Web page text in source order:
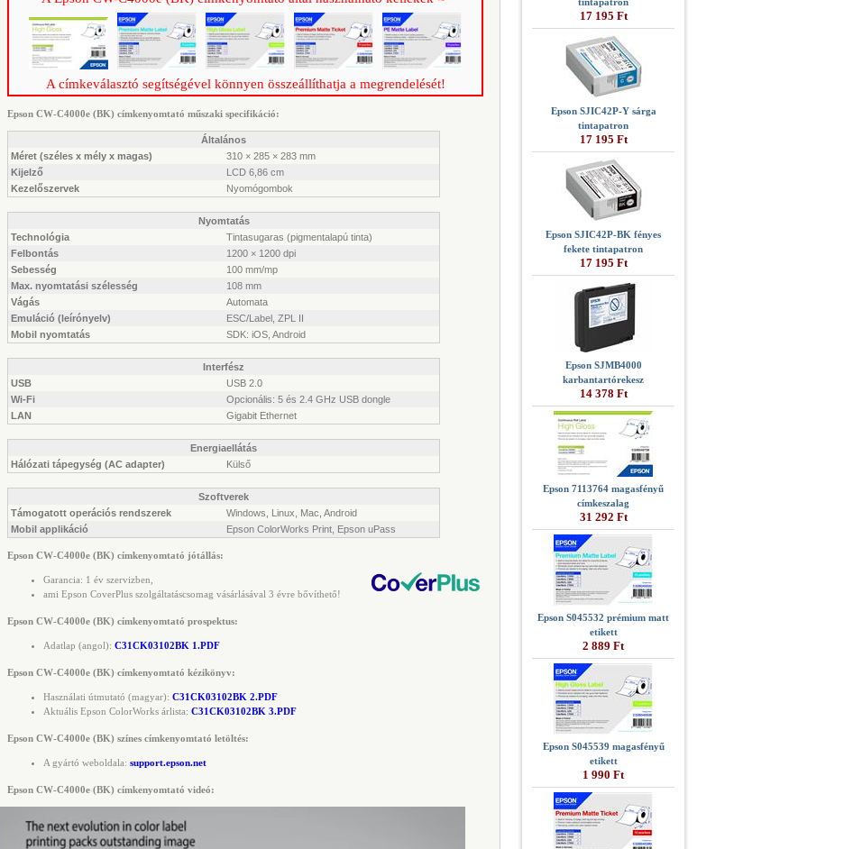
A címkeválasztó segítségével könnyen összeállíthatja a megrendelését!
Epson CW-C4000e (BK) címkenyomtató műszaki specifikáció:
Általános
Méret (széles x mély x magas)
310 × 285 × 283 mm
Kijelző
LCD 6,86 cm
Kezelőszervek
Nyomógombok
Nyomtatás
Technológia
Tintasugaras (pigmentalapú tinta)
Felbontás
1200 × 1200 dpi
Sebesség
100 mm/mp
Max. nyomtatási szélesség
108 mm
Vágás
Automata
Emuláció (leírónyelv)
ESC/Label, ZPL II
Mobil nyomtatás
SDK: iOS, Android
Interfész
USB
USB 2.0
Wi-Fi
Opcionális: 5 és 2.4 GHz USB dongle
LAN
Gigabit Ethernet
Energiaellátás
Hálózati tápegység (AC adapter)
Külső
Szoftverek
Támogatott operációs rendszerek
Windows, Linux, Mac, Android
Mobil applikáció
Epson ColorWorks Print, Epson uPass
Epson CW-C4000e (BK) címkenyomtató jótállás:
Garancia: 1 év szervizben,
ami Epson CoverPlus szolgáltatáscsomag vásárlásával 3 évre bővíthető!
Epson CW-C4000e (BK) címkenyomtató prospektus:
Adatlap (angol): C31CK03102BK 1.PDF
Epson CW-C4000e (BK) címkenyomtató kézikönyv:
Használati útmutató (magyar): C31CK03102BK 2.PDF
Aktuális Epson ColorWorks árlista: C31CK03102BK 3.PDF
Epson CW-C4000e (BK) színes címkenyomtató letöltés:
A gyártó weboldala: support.epson.net
Epson CW-C4000e (BK) címkenyomtató videó:
17 195 Ft
Epson SJIC42P-Y sárga
tintapatron
17 195 Ft
Epson SJIC42P-BK fényes
fekete tintapatron
17 195 Ft
Epson SJMB4000
karbantartórekesz
14 378 Ft
Epson 7113764 magasfényű
címkeszalag
31 292 Ft
Epson S045532 prémium matt
etikett
2 889 Ft
Epson S045539 magasfényű
etikett
1 990 Ft